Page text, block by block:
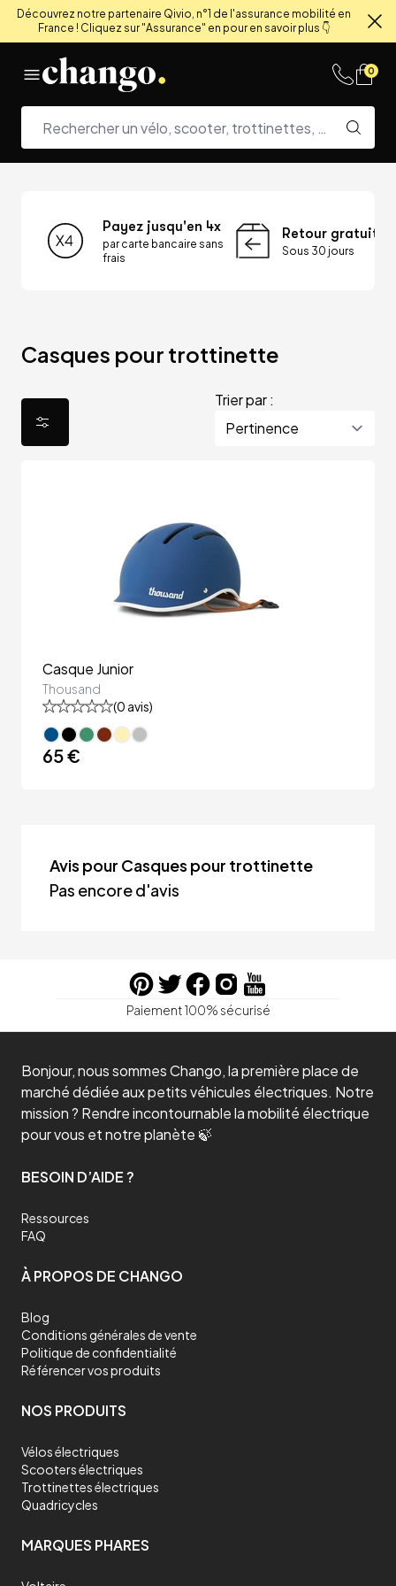
Découvrez notre partenaire Qivio, n°1 de l'assurance mobilité en
France ! Cliquez sur "Assurance" en pour en savoir plus 👇
0
Payez jusqu'en 4x
par carte bancaire sans
frais
Retour gratuit
Sous 30 jours
Casques pour trottinette
Trier par :
Casque Junior
Thousand
(0 avis)
65 €
Avis pour Casques pour trottinette
Pas encore d'avis
Paiement 100% sécurisé
Bonjour, nous sommes Chango, la première place de
marché dédiée aux petits véhicules électriques. Notre
mission ? Rendre incontournable la mobilité électrique
pour vous et notre planète 🍃
BESOIN D’AIDE ?
Ressources
FAQ
À PROPOS DE CHANGO
Blog
Conditions générales de vente
Politique de confidentialité
Référencer vos produits
NOS PRODUITS
Vélos électriques
Scooters électriques
Trottinettes électriques
Quadricycles
MARQUES PHARES